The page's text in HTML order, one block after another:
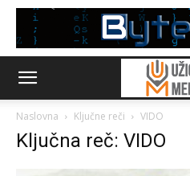
Naslovna Ključne reči VIDO
Ključna reč: VIDO